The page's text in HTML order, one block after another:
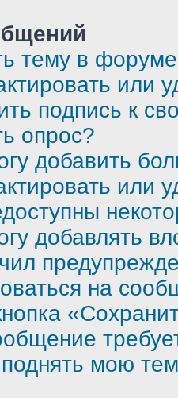
тему в
или
подпись к
опрос?
добавить
или
добавлять
на
мою